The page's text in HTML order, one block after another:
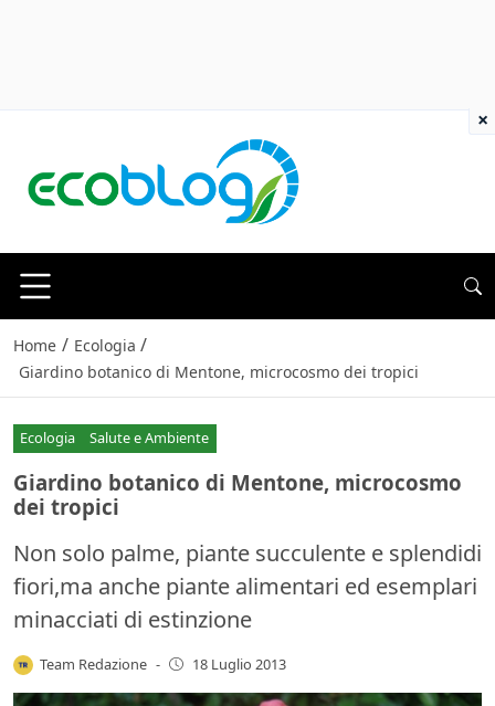
Home / Ecologia /
Giardino botanico di Mentone, microcosmo dei tropici
Ecologia Salute e Ambiente
Giardino botanico di Mentone, microcosmo
dei tropici
Non solo palme, piante succulente e splendidi
fiori,ma anche piante alimentari ed esemplari
minacciati di estinzione
Team Redazione - 18 Luglio 2013
×